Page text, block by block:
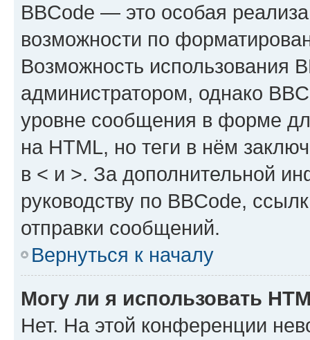
BBCode — это особая
возможности по
Возможность использования
администратором, однако
уровне сообщения в форме
на HTML, но теги в нём
в < и >. За дополнительной
руководству по BBCode,
отправки сообщений.
Вернуться к началу
Могу ли я использовать
Нет. На этой конференции